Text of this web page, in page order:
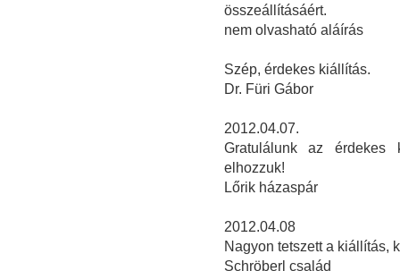
összeállításáért.
nem olvasható aláírás
Szép, érdekes kiállítás.
Dr. Füri Gábor
2012.04.07.
Gratulálunk az érdekes
elhozzuk!
Lőrik házaspár
2012.04.08
Nagyon tetszett a kiállítás,
Schröberl család